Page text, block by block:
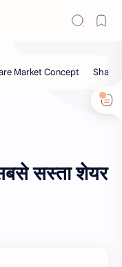
सस्ता शेयर